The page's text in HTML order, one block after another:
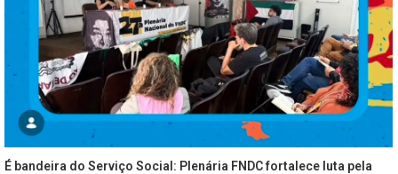
É bandeira do Serviço Social: Plenária FNDC fortalece luta pela